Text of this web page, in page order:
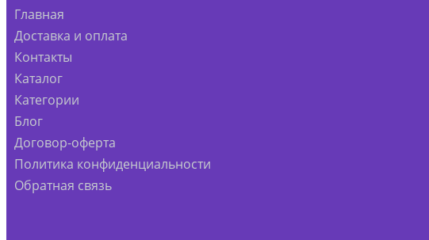
Главная
Доставка и оплата
Контакты
Каталог
Категории
Блог
Договор-оферта
Политика конфиденциальности
Обратная связь